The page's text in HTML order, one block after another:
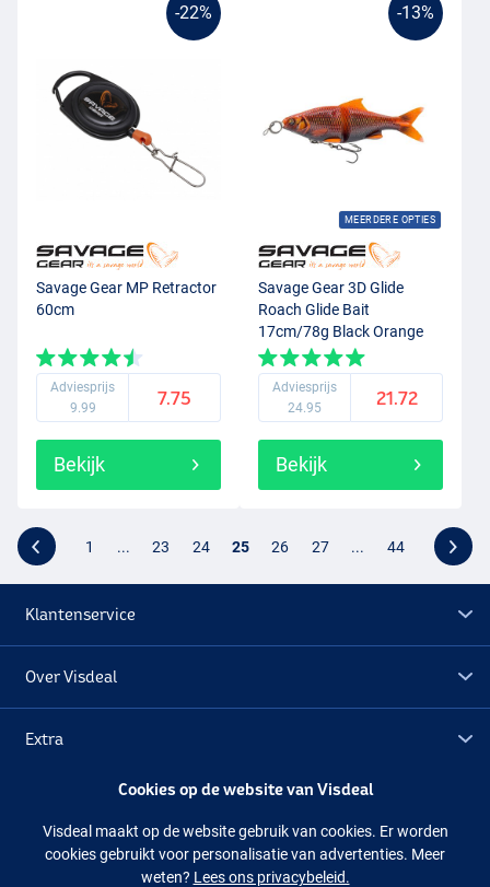
-22%
Savage Gear MP Retractor
60cm
Adviesprijs
9.99
7.75
Bekijk
-13%
MEERDERE OPTIES
Savage Gear 3D Glide
Roach Glide Bait
17cm/78g Black Orange
Koi
Adviesprijs
24.95
21.72
Bekijk
1 ... 23 24 25 26 27 ... 44
Klantenservice
Over Visdeal
Extra
Facebook Instagram
Cookies op de website van Visdeal
Visdeal maakt op de website gebruik van cookies. Er worden
cookies gebruikt voor personalisatie van advertenties. Meer
weten? Lees ons privacybeleid.